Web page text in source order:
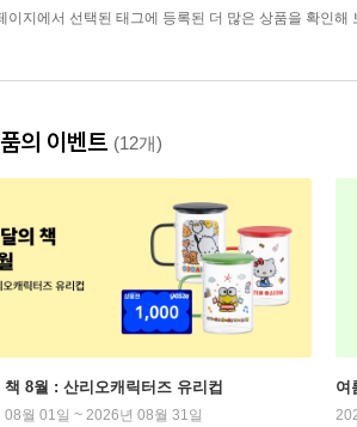
이지에서 선택된 태그에 등록된 더 많은 상품을 확인해
의 이벤트 (12개)
책 8월 : 산리오캐릭터즈 유리컵
08월 01일 ~ 2026년 08월 31일
여